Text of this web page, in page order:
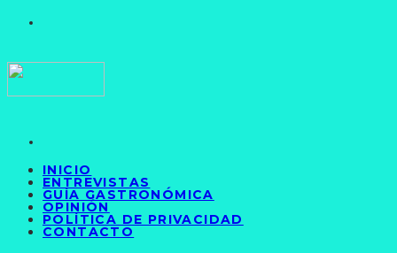
INICIO
ENTREVISTAS
GUÍA GASTRONÓMICA
OPINIÓN
POLÍTICA DE PRIVACIDAD
CONTACTO